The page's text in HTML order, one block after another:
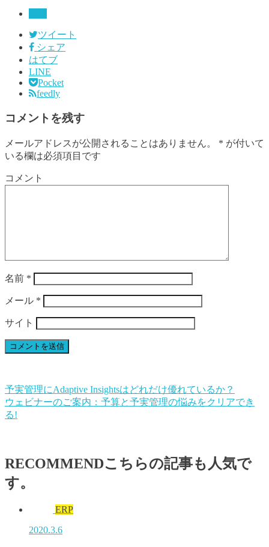
ツイート
シェア
はてブ
LINE
Pocket
feedly
コメントを残す
メールアドレスが公開されることはありません。 * が付いて
いる欄は必須項目です
コメント
名前 *
メール *
サイト
予実管理にAdaptive Insightsはどれだけ優れているか？
ウェビナーのご案内：予算と予実管理の悩みをクリアでき
る!
RECOMMENDこちらの記事も人気で
す。
ERP
2020.3.6